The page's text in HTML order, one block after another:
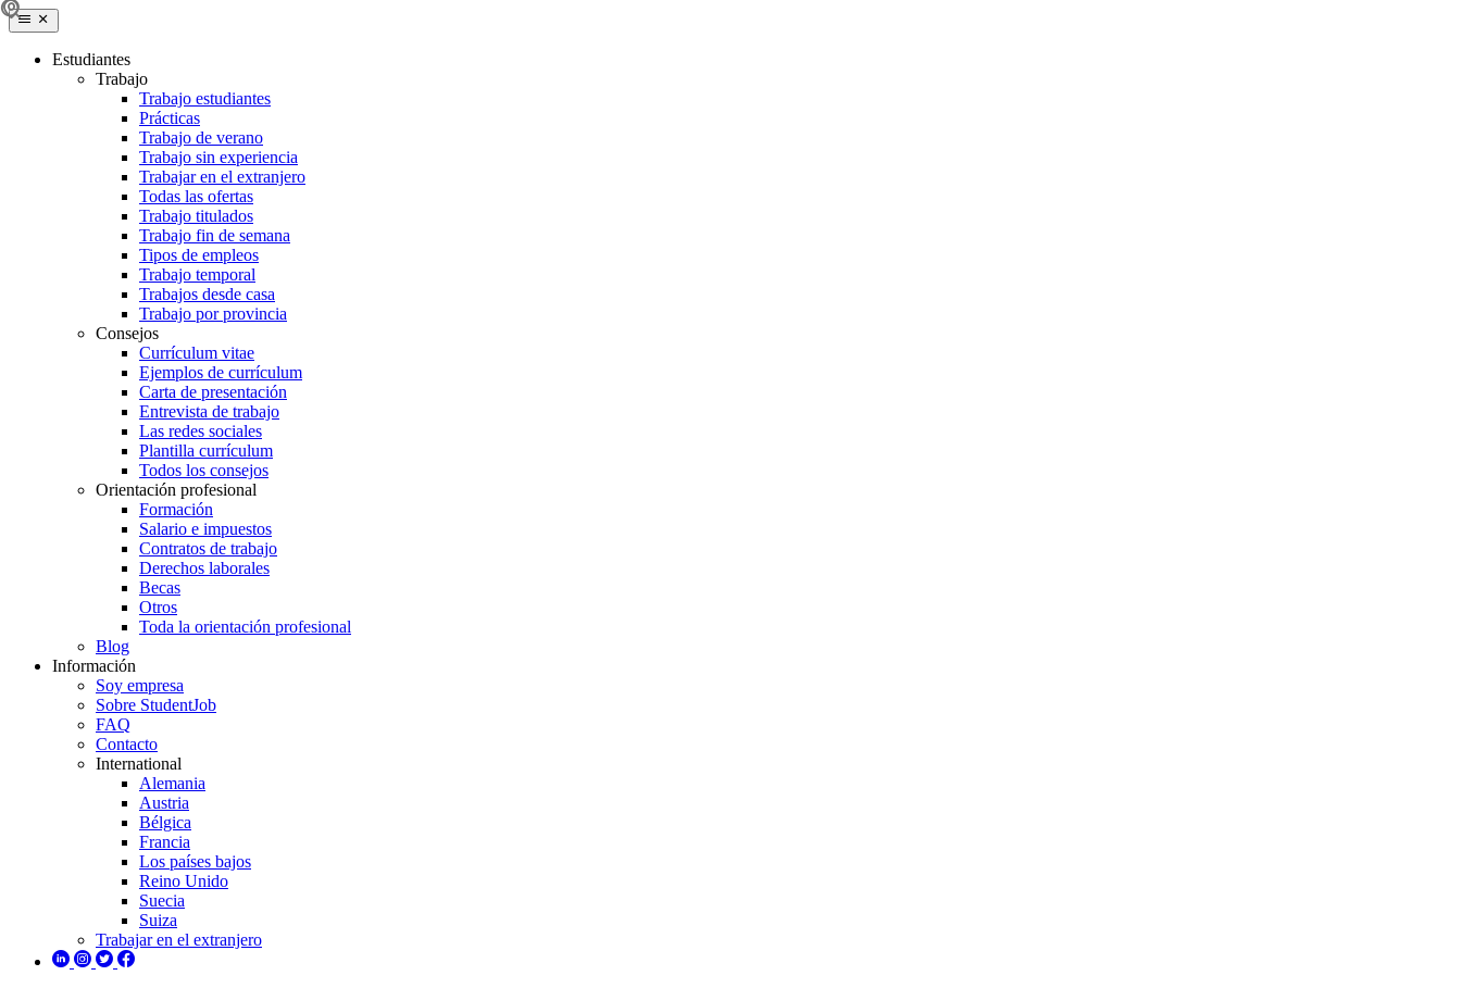
Estudiantes
Trabajo
Trabajo estudiantes
Prácticas
Trabajo de verano
Trabajo sin experiencia
Trabajar en el extranjero
Todas las ofertas
Trabajo titulados
Trabajo fin de semana
Tipos de empleos
Trabajo temporal
Trabajos desde casa
Trabajo por provincia
Consejos
Currículum vitae
Ejemplos de currículum
Carta de presentación
Entrevista de trabajo
Las redes sociales
Plantilla currículum
Todos los consejos
Orientación profesional
Formación
Salario e impuestos
Contratos de trabajo
Derechos laborales
Becas
Otros
Toda la orientación profesional
Blog
Información
Soy empresa
Sobre StudentJob
FAQ
Contacto
International
Alemania
Austria
Bélgica
Francia
Los países bajos
Reino Unido
Suecia
Suiza
Trabajar en el extranjero